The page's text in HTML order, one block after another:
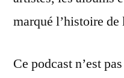
marqué l’histoire de
Ce podcast n’est